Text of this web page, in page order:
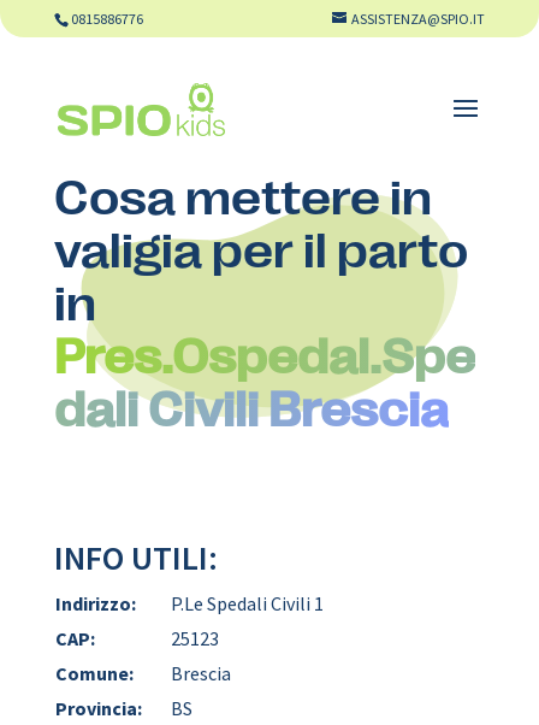
0815886776 ASSISTENZA@SPIO.IT
Cosa mettere in
valigia per il parto
in
Pres.Ospedal.Spe
dali Civili Brescia
INFO UTILI:
Indirizzo:
P.Le Spedali Civili 1
CAP:
25123
Comune:
Brescia
Provincia:
BS